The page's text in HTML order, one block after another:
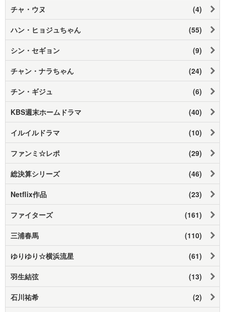
チャ・ウヌ (4)
ハン・ヒョジュちゃん (55)
シン・セギョン (9)
チャン・ナラちゃん (24)
チン・ギジュ (6)
KBS週末ホームドラマ (40)
イルイルドラマ (10)
ファンミ☆レポ (29)
総決算シリーズ (46)
Netflix作品 (23)
ファイターズ (161)
三浦春馬 (110)
ゆりゆり☆横浜流星 (61)
羽生結弦 (13)
石川祐希 (2)